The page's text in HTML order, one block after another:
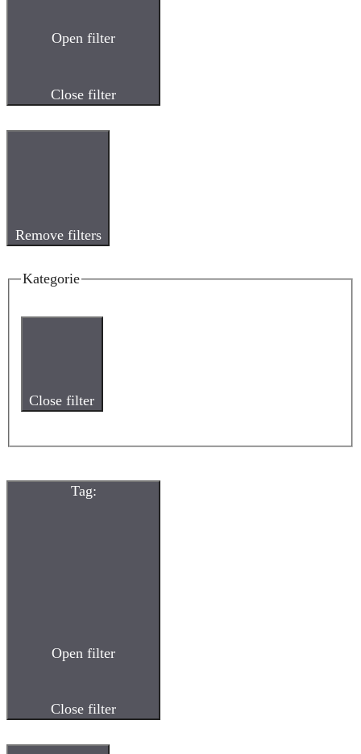
Open filter
Close filter
Remove filters
Kategorie
Close filter
Tag:
Open filter
Close filter